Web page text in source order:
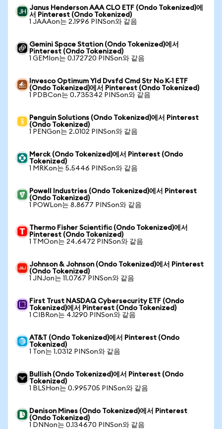
Janus Henderson AAA CLO ETF (Ondo Tokenized)에
서 Pinterest (Ondo Tokenized)
1 JAAAon는 2.1996 PINSon와 같음
Gemini Space Station (Ondo Tokenized)에서
Pinterest (Ondo Tokenized)
1 GEMIon는 0.172720 PINSon와 같음
Invesco Optimum Yld Dvsfd Cmd Str No K-1 ETF
(Ondo Tokenized)에서 Pinterest (Ondo Tokenized)
1 PDBCon는 0.735342 PINSon와 같음
Penguin Solutions (Ondo Tokenized)에서 Pinterest
(Ondo Tokenized)
1 PENGon는 2.0102 PINSon와 같음
Merck (Ondo Tokenized)에서 Pinterest (Ondo
Tokenized)
1 MRKon는 5.5446 PINSon와 같음
Powell Industries (Ondo Tokenized)에서 Pinterest
(Ondo Tokenized)
1 POWLon는 8.8677 PINSon와 같음
Thermo Fisher Scientific (Ondo Tokenized)에서
Pinterest (Ondo Tokenized)
1 TMOon는 24.6472 PINSon와 같음
Johnson & Johnson (Ondo Tokenized)에서 Pinterest
(Ondo Tokenized)
1 JNJon는 11.0767 PINSon와 같음
First Trust NASDAQ Cybersecurity ETF (Ondo
Tokenized)에서 Pinterest (Ondo Tokenized)
1 CIBRon는 4.1290 PINSon와 같음
AT&T (Ondo Tokenized)에서 Pinterest (Ondo
Tokenized)
1 Ton는 1.0312 PINSon와 같음
Bullish (Ondo Tokenized)에서 Pinterest (Ondo
Tokenized)
1 BLSHon는 0.995705 PINSon와 같음
Denison Mines (Ondo Tokenized)에서 Pinterest
(Ondo Tokenized)
1 DNNon는 0.134670 PINSon와 같음